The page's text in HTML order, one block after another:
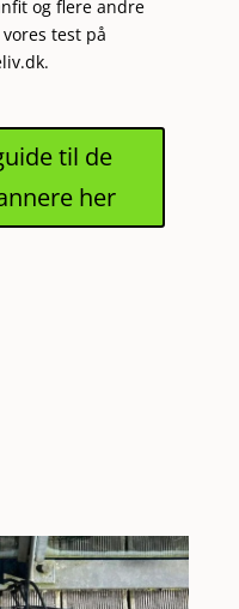
og flere andre
test på
til de
her